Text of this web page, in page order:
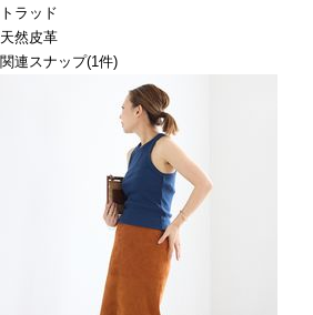
トラッド
天然皮革
関連スナップ(1件)